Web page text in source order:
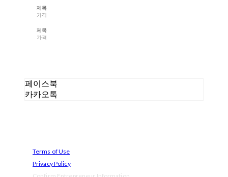
제목
가격
제목
가격
페이스북
카카오톡
Terms of Use
Privacy Policy
Confirm Entrepreneur Information